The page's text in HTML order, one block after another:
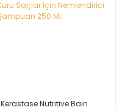
Kerastase Nutritive Bain